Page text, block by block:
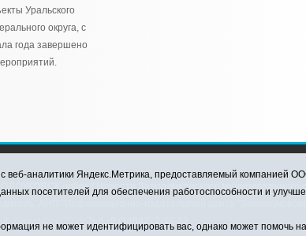
Уральского
округа, с
года завершено
online / Новости Заводоуковского муниципального
Тел.: 8 (34542) 2-10-33
веб-аналитики Яндекс.Метрика, предоставляемый компанией
посетителей для обеспечения работоспособности и
не может идентифицировать вас, однако может помочь